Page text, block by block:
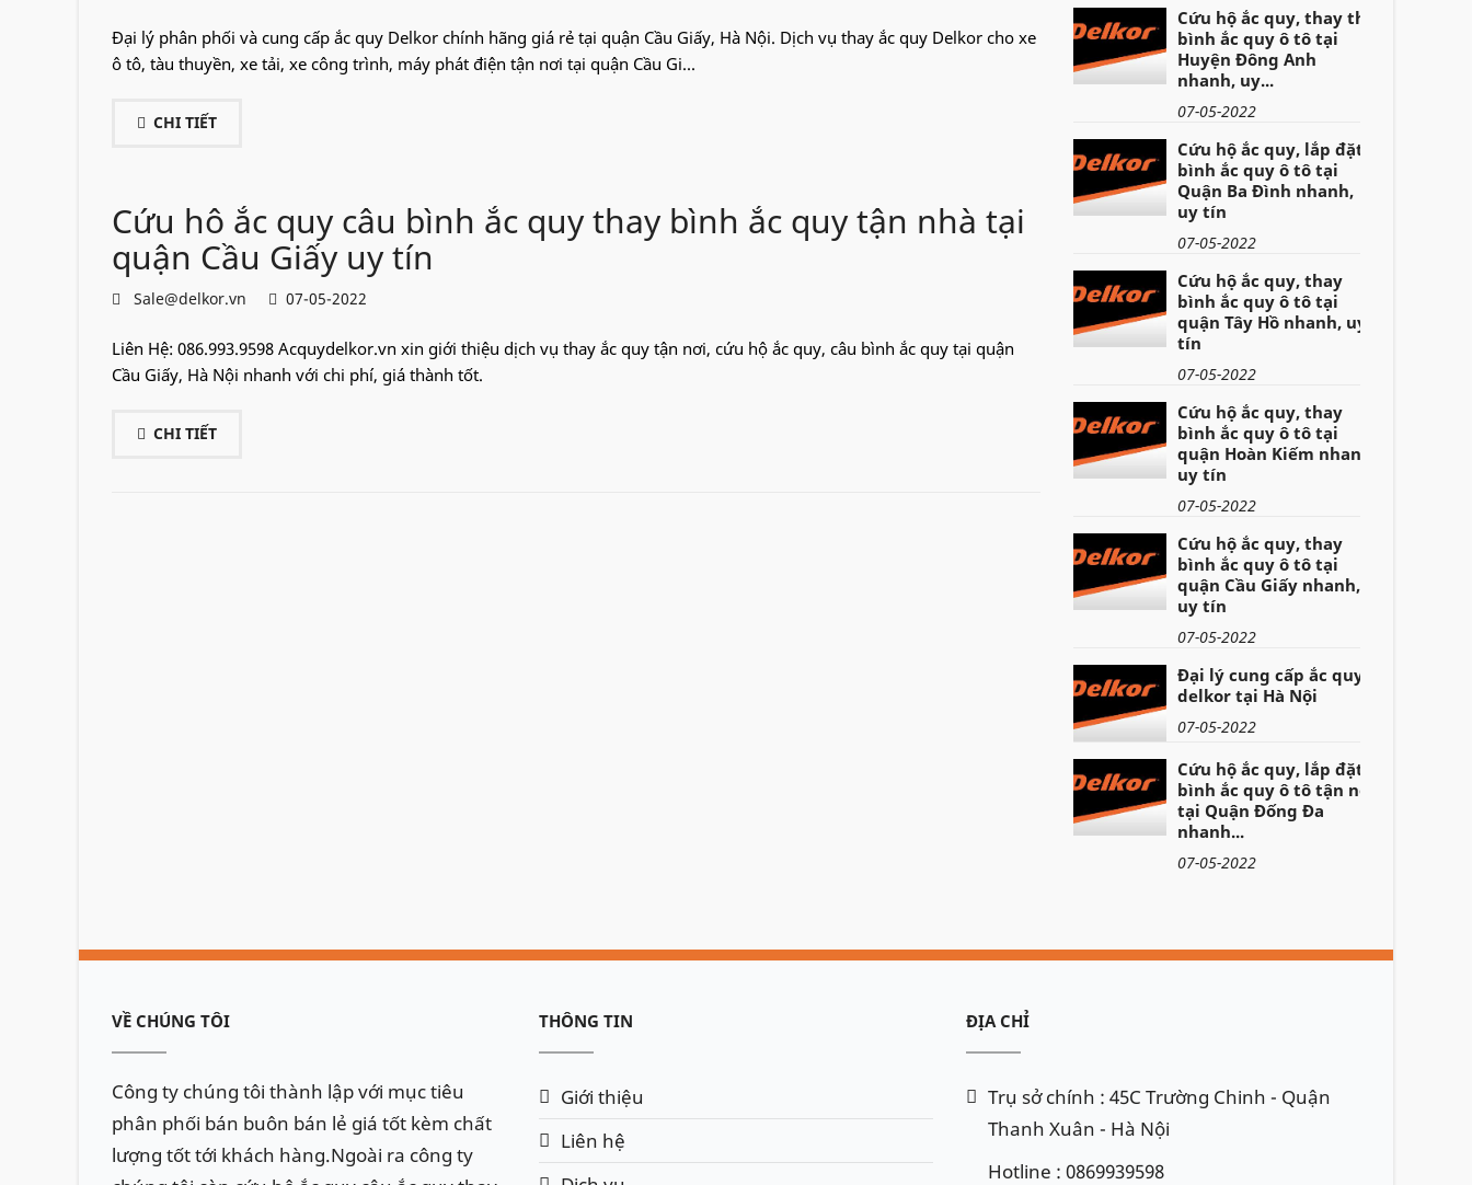
Đại lý phân phối và cung cấp ắc quy Delkor chính hãng giá rẻ tại quận Cầu Giấy, Hà Nội. Dịch vụ thay ắc quy Delkor cho xe
ô tô, tàu thuyền, xe tải, xe công trình, máy phát điện tận nơi tại quận Cầu Gi...
CHI TIẾT
Cứu hô ắc quy câu bình ắc quy thay bình ắc quy tận nhà tại
quận Cầu Giấy uy tín
Sale@delkor.vn 07-05-2022
Liên Hệ: 086.993.9598 Acquydelkor.vn xin giới thiệu dịch vụ thay ắc quy tận nơi, cứu hộ ắc quy, câu bình ắc quy tại quận
Cầu Giấy, Hà Nội nhanh với chi phí, giá thành tốt.
CHI TIẾT
Cứu hộ ắc quy, thay thế
bình ắc quy ô tô tại
Huyện Đông Anh
nhanh, uy...
07-05-2022
Cứu hộ ắc quy, lắp đặt
bình ắc quy ô tô tại
Quận Ba Đình nhanh,
uy tín
07-05-2022
Cứu hộ ắc quy, thay
bình ắc quy ô tô tại
quận Tây Hồ nhanh, uy
tín
07-05-2022
Cứu hộ ắc quy, thay
bình ắc quy ô tô tại
quận Hoàn Kiếm nhanh,
uy tín
07-05-2022
Cứu hộ ắc quy, thay
bình ắc quy ô tô tại
quận Cầu Giấy nhanh,
uy tín
07-05-2022
Đại lý cung cấp ắc quy
delkor tại Hà Nội
07-05-2022
Cứu hộ ắc quy, lắp đặt
bình ắc quy ô tô tận nơi
tại Quận Đống Đa
nhanh...
07-05-2022
VỀ CHÚNG TÔI
Công ty chúng tôi thành lập với mục tiêu
phân phối bán buôn bán lẻ giá tốt kèm chất
lượng tốt tới khách hàng.Ngoài ra công ty
THÔNG TIN
Giới thiệu
Liên hệ
ĐỊA CHỈ
Trụ sở chính : 45C Trường Chinh - Quận
Thanh Xuân - Hà Nội
Hotline : 0869939598